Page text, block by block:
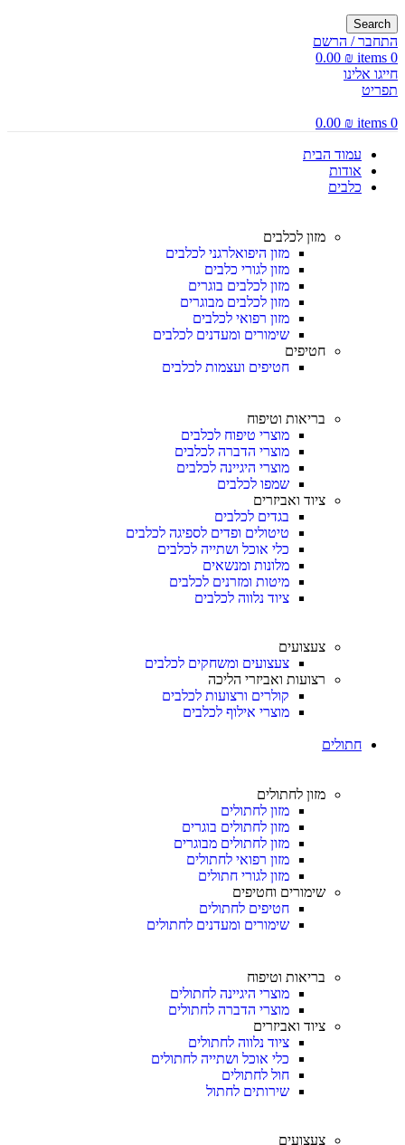
Search
התחבר / הרשם
0
items
0.00 ₪
חייגו אלינו
תפריט
0
items
0.00 ₪
עמוד הבית
אודות
כלבים
מזון לכלבים
מזון היפואלרגני לכלבים
מזון לגורי כלבים
מזון לכלבים בוגרים
מזון לכלבים מבוגרים
מזון רפואי לכלבים
שימורים ומעדנים לכלבים
חטיפים
חטיפים ועצמות לכלבים
בריאות וטיפוח
מוצרי טיפוח לכלבים
מוצרי הדברה לכלבים
מוצרי היגיינה לכלבים
שמפו לכלבים
ציוד ואביזרים
בגדים לכלבים
טיטולים ופדים לספיגה לכלבים
כלי אוכל ושתייה לכלבים
מלונות ומנשאים
מיטות ומזרנים לכלבים
ציוד נלווה לכלבים
צעצועים
צעצועים ומשחקים לכלבים
רצועות ואביזרי הליכה
קולרים ורצועות לכלבים
מוצרי אילוף לכלבים
חתולים
מזון לחתולים
מזון לחתולים
מזון לחתולים בוגרים
מזון לחתולים מבוגרים
מזון רפואי לחתולים
מזון לגורי חתולים
שימורים וחטיפים
חטיפים לחתולים
שימורים ומעדנים לחתולים
בריאות וטיפוח
מוצרי היגיינה לחתולים
מוצרי הדברה לחתולים
ציוד ואביזרים
ציוד נלווה לחתולים
כלי אוכל ושתייה לחתולים
חול לחתולים
שירותים לחתול
צעצועים